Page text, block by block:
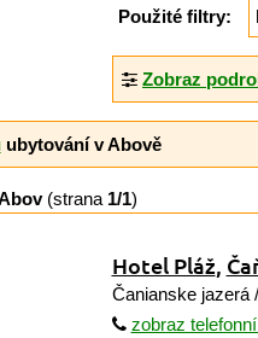
Použité filtry:
Zobraz
ubytování v Abově
(strana 1/1)
Hotel Pláž,
Čanianske jazerá /
zobraz